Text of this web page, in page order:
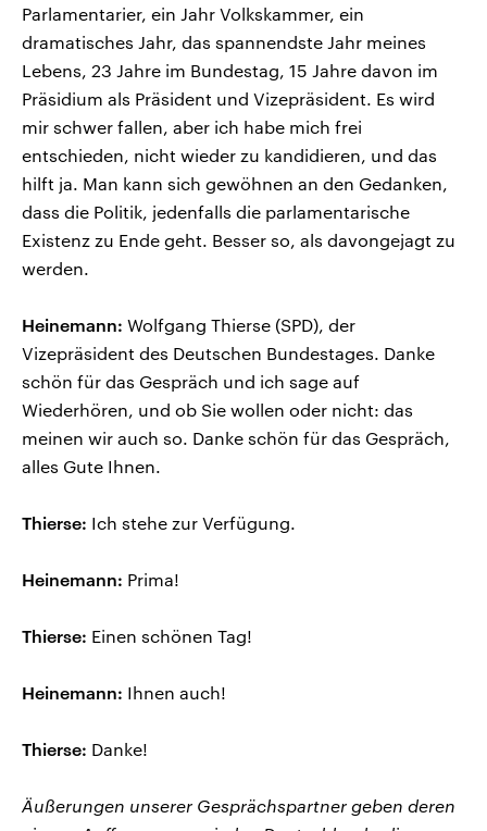
Parlamentarier, ein Jahr Volkskammer, ein
dramatisches Jahr, das spannendste Jahr meines
Lebens, 23 Jahre im Bundestag, 15 Jahre davon im
Präsidium als Präsident und Vizepräsident. Es wird
mir schwer fallen, aber ich habe mich frei
entschieden, nicht wieder zu kandidieren, und das
hilft ja. Man kann sich gewöhnen an den Gedanken,
dass die Politik, jedenfalls die parlamentarische
Existenz zu Ende geht. Besser so, als davongejagt zu
werden.
Heinemann: Wolfgang Thierse (SPD), der
Vizepräsident des Deutschen Bundestages. Danke
schön für das Gespräch und ich sage auf
Wiederhören, und ob Sie wollen oder nicht: das
meinen wir auch so. Danke schön für das Gespräch,
alles Gute Ihnen.
Thierse: Ich stehe zur Verfügung.
Heinemann: Prima!
Thierse: Einen schönen Tag!
Heinemann: Ihnen auch!
Thierse: Danke!
Äußerungen unserer Gesprächspartner geben deren